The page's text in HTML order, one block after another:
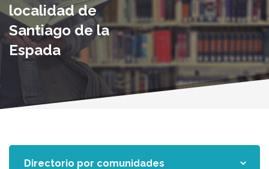
localidad de
Santiago de la
Espada